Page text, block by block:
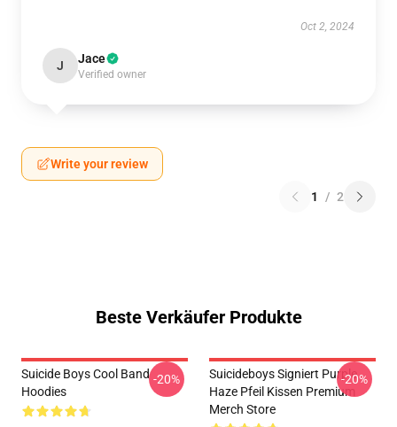
Oct 2, 2024
J Jace
Verified owner
Write your review
1 / 2
Beste Verkäufer Produkte
Suicide Boys Cool Band
Hoodies
-20%
Suicideboys Signiert Purple
Haze Pfeil Kissen Premium
Merch Store
-20%